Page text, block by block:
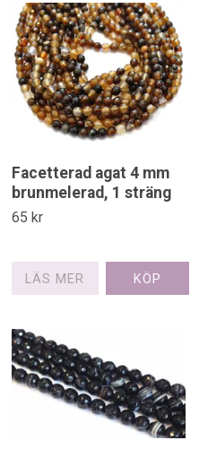
Facetterad agat 4 mm
brunmelerad, 1 sträng
65 kr
LÄS MER